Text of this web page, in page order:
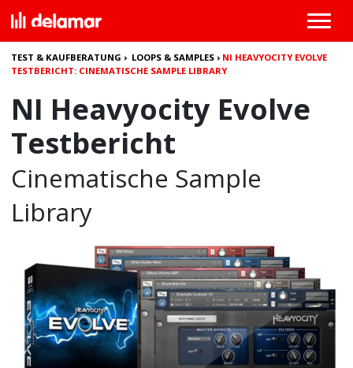
TEST & KAUFBERATUNG › LOOPS & SAMPLES › NI HEAVYOCITY EVOLVE
TESTBERICHT: CINEMATISCHE SAMPLE LIBRARY
NI Heavyocity Evolve
Testbericht
Cinematische Sample
Library